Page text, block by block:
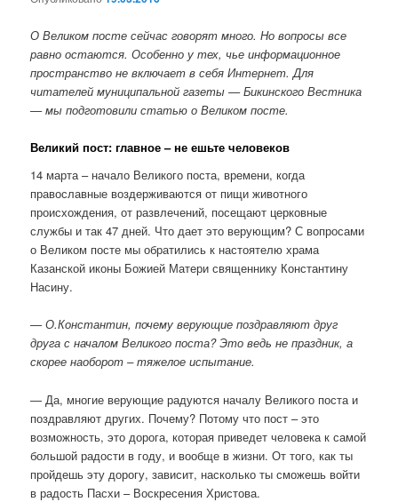
О Великом посте сейчас говорят много. Но вопросы все
равно остаются. Особенно у тех, чье информационное
пространство не включает в себя Интернет. Для
читателей муниципальной газеты — Бикинского Вестника
— мы подготовили статью о Великом посте.
Великий пост: главное – не ешьте человеков
14 марта – начало Великого поста, времени, когда
православные воздерживаются от пищи животного
происхождения, от развлечений, посещают церковные
службы и так 47 дней. Что дает это верующим? С вопросами
о Великом посте мы обратились к настоятелю храма
Казанской иконы Божией Матери священнику Константину
Насину.
— О.Константин, почему верующие поздравляют друг
друга с началом Великого поста? Это ведь не праздник, а
скорее наоборот – тяжелое испытание.
— Да, многие верующие радуются началу Великого поста и
поздравляют других. Почему? Потому что пост – это
возможность, это дорога, которая приведет человека к самой
большой радости в году, и вообще в жизни. От того, как ты
пройдешь эту дорогу, зависит, насколько ты сможешь войти
в радость Пасхи – Воскресения Христова.